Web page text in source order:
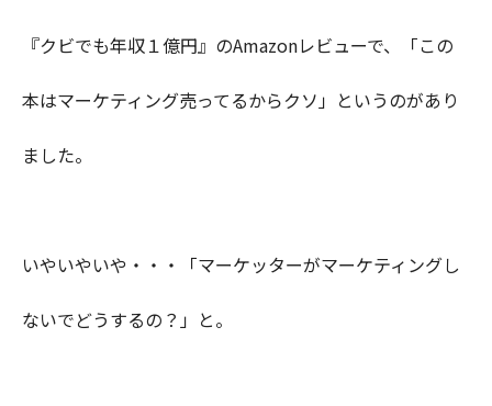
『クビでも年収１億円』のAmazonレビューで、「この
本はマーケティング売ってるからクソ」というのがあり
ました。
いやいやいや・・・「マーケッターがマーケティングし
ないでどうするの？」と。